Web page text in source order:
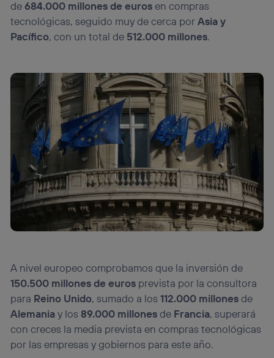
de684.000 millones de eurosen compras
tecnológicas, seguido muy de cerca porAsia y
Pacífico, con un total de 512.000 millones.
A nivel europeo comprobamos que la inversión de
150.500 millones de euros prevista por la consultora
para Reino Unido, sumado a los112.000 millonesde
Alemaniay los 89.000 millonesde Francia, superará
con creces la media prevista en compras tecnológicas
por las empresas y gobiernos para este año.